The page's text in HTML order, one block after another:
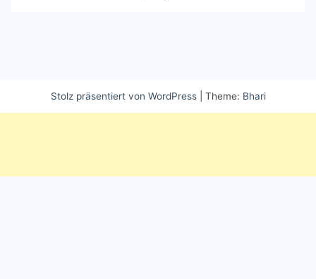
Stolz präsentiert von WordPress Theme: Bhari